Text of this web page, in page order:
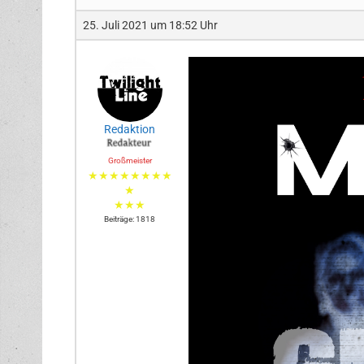
25. Juli 2021 um 18:52 Uhr
Redaktion
Großmeister
★★★★★★★★
★
★★★
Beiträge: 1818